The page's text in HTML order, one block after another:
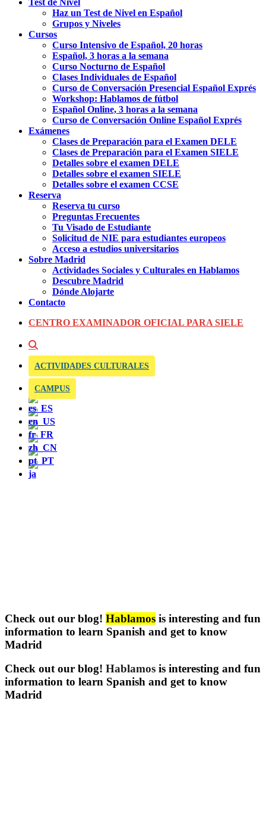
Test de Nivel
Haz un Test de Nivel en Español
Grupos y Niveles
Cursos
Curso Intensivo de Español, 20 horas
Español, 3 horas a la semana
Curso Nocturno de Español
Clases Individuales de Español
Curso de Conversación Presencial Español Exprés
Workshop: Hablamos de fútbol
Español Online, 3 horas a la semana
Curso de Conversación Online Español Exprés
Exámenes
Clases de Preparación para el Examen DELE
Clases de Preparación para el Examen SIELE
Detalles sobre el examen DELE
Detalles sobre el examen SIELE
Detalles sobre el examen CCSE
Reserva
Reserva tu curso
Preguntas Frecuentes
Tu Visado de Estudiante
Solicitud de NIE para estudiantes europeos
Acceso a estudios universitarios
Sobre Madrid
Actividades Sociales y Culturales en Hablamos
Descubre Madrid
Dónde Alojarte
Contacto
CENTRO EXAMINADOR OFICIAL PARA SIELE
ACTIVIDADES CULTURALES
CAMPUS
Check out our blog! Hablamos is interesting and fun
information to learn Spanish and get to know
Madrid
Check out our blog! Hablamos is interesting and fun
information to learn Spanish and get to know
Madrid